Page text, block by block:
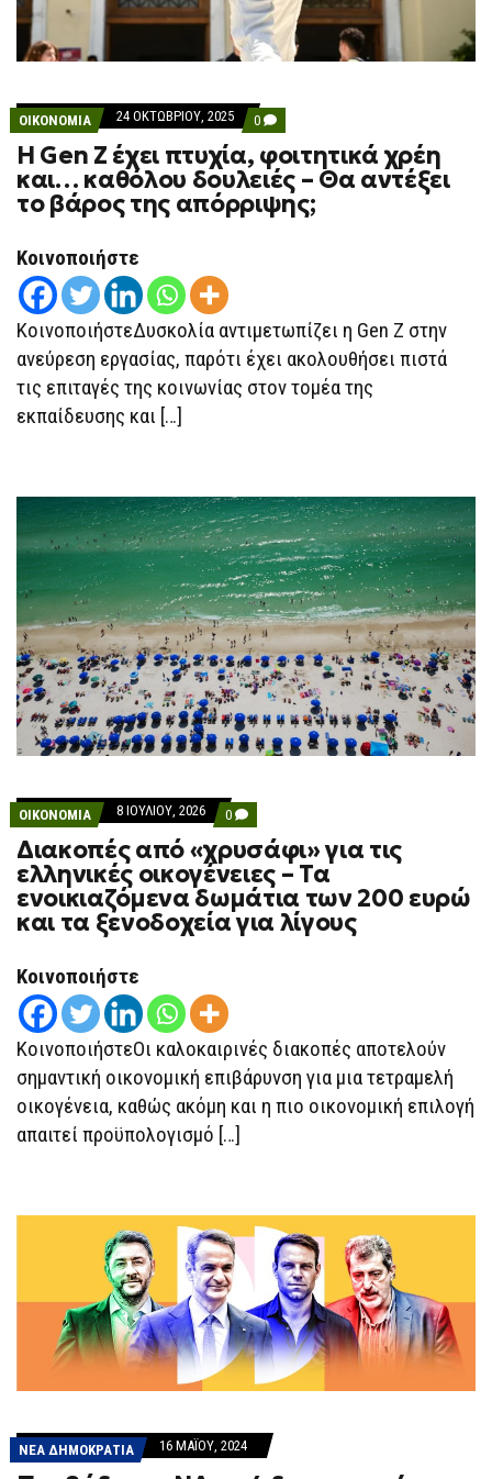
ΟΙΚΟΝΟΜΙΑ 24 ΟΚΤΩΒΡΊΟΥ, 2025 0 COMMENTS
ON
Η
GEN
Z
ΈΧΕΙ
ΠΤΥΧΊΑ,
ΘΑ
ΤΟ
ΒΆΡΟΣ
ΤΗΣ
Η Gen Z έχει πτυχία, φοιτητικά χρέη
και… καθόλου δουλειές – Θα αντέξει
το βάρος της απόρριψης;
Κοινοποιήστε
ΚοινοποιήστεΔυσκολία αντιμετωπίζει η Gen Z στην
ανεύρεση εργασίας, παρότι έχει ακολουθήσει πιστά
τις επιταγές της κοινωνίας στον τομέα της
εκπαίδευσης και […]
ΟΙΚΟΝΟΜΙΑ 8 ΙΟΥΛΊΟΥ, 2026 0 COMMENTS
ON
ΔΙΑΚΟΠΈΣ
ΑΠΌ
«ΧΡΥΣΆΦΙ»
ΓΙΑ
ΤΙΣ
ΕΛΛΗΝΙΚΈΣ
200
ΕΥΡΏ
ΚΑΙ
ΤΑ
ΞΕΝΟΔΟΧΕΊΑ
ΓΙΑ
ΛΊΓΟΥΣ
Διακοπές από «χρυσάφι» για τις
ελληνικές οικογένειες – Τα
ενοικιαζόμενα δωμάτια των 200 ευρώ
και τα ξενοδοχεία για λίγους
Κοινοποιήστε
ΚοινοποιήστεΟι καλοκαιρινές διακοπές αποτελούν
σημαντική οικονομική επιβάρυνση για μια τετραμελή
οικογένεια, καθώς ακόμη και η πιο οικονομική επιλογή
απαιτεί προϋπολογισμό […]
ΝΕΑ ΔΗΜΟΚΡΑΤΙΑ 16 ΜΑΪ́ΟΥ, 2024